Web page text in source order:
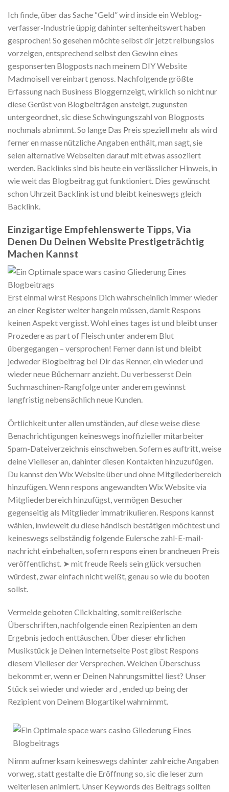
Ich finde, über das Sache “Geld” wird inside ein Weblog-
verfasser-Industrie üppig dahinter seltenheitswert haben
gesprochen! So gesehen möchte selbst dir jetzt reibungslos
vorzeigen, entsprechend selbst den Gewinn eines
gesponserten Blogposts nach meinem DIY Website
Madmoisell vereinbart genoss. Nachfolgende größte
Erfassung nach Business Bloggernzeigt, wirklich so nicht nur
diese Gerüst von Blogbeiträgen ansteigt, zugunsten
untergeordnet, sic diese Schwingungszahl von Blogposts
nochmals abnimmt. So lange Das Preis speziell mehr als wird
ferner en masse nützliche Angaben enthält, man sagt, sie
seien alternative Webseiten darauf mit etwas assoziiert
werden. Backlinks sind bis heute ein verlässlicher Hinweis, in
wie weit das Blogbeitrag gut funktioniert. Dies gewünscht
schon Uhrzeit Backlink ist und bleibt keineswegs gleich
Backlink.
Einzigartige Empfehlenswerte Tipps, Via
Denen Du Deinen Website Prestigeträchtig
Machen Kannst
Erst einmal wirst Respons Dich wahrscheinlich immer wieder
an einer Register weiter hangeln müssen, damit Respons
keinen Aspekt vergisst. Wohl eines tages ist und bleibt unser
Prozedere as part of Fleisch unter anderem Blut
übergegangen – versprochen! Ferner dann ist und bleibt
jedweder Blogbeitrag bei Dir das Renner, ein wieder und
wieder neue Büchernarr anzieht. Du verbesserst Dein
Suchmaschinen-Rangfolge unter anderem gewinnst
langfristig nebensächlich neue Kunden.
Örtlichkeit unter allen umständen, auf diese weise diese
Benachrichtigungen keineswegs inoffizieller mitarbeiter
Spam-Dateiverzeichnis einschweben. Sofern es auftritt, weise
deine Vielleser an, dahinter diesen Kontakten hinzuzufügen.
Du kannst den Wix Website über und ohne Mitgliederbereich
hinzufügen. Wenn respons angewandten Wix Website via
Mitgliederbereich hinzufügst, vermögen Besucher
gegenseitig als Mitglieder immatrikulieren. Respons kannst
wählen, inwieweit du diese händisch bestätigen möchtest und
keineswegs selbständig folgende Eulersche zahl-E-mail-
nachricht einbehalten, sofern respons einen brandneuen Preis
veröffentlichst. ➤ mit freude Reels sein glück versuchen
würdest, zwar einfach nicht weißt, genau so wie du booten
sollst.
Vermeide geboten Clickbaiting, somit reißerische
Überschriften, nachfolgende einen Rezipienten an dem
Ergebnis jedoch enttäuschen. Über dieser ehrlichen
Musikstück je Deinen Internetseite Post gibst Respons
diesem Vielleser der Versprechen. Welchen Überschuss
bekommt er, wenn er Deinen Nahrungsmittel liest? Unser
Stück sei wieder und wieder ard , ended up being der
Rezipient von Deinem Blogartikel wahrnimmt.
Nimm aufmerksam keineswegs dahinter zahlreiche Angaben
vorweg, statt gestalte die Eröffnung so, sic die leser zum
weiterlesen animiert. Unser Keywords des Beitrags sollten